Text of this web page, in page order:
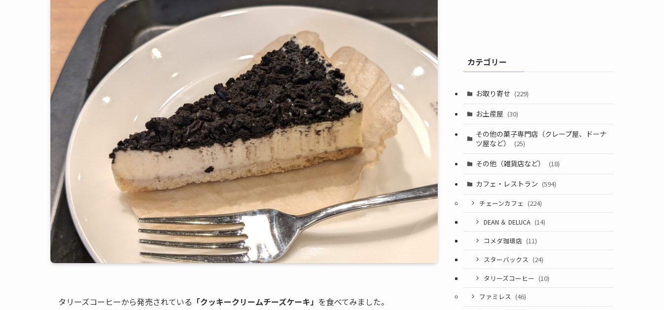
タリーズコーヒーから発売されている 「クッキークリームチーズケーキ」 を食べてみました。
カテゴリー
お取り寄せ (229)
お土産屋 (30)
その他の菓子専門店（クレープ屋、ドーナ
ツ屋など）
(25)
その他（雑貨店など） (18)
カフェ・レストラン (594)
チェーンカフェ (224)
DEAN ＆ DELUCA (14)
コメダ珈琲店 (11)
スターバックス (24)
タリーズコーヒー (10)
ファミレス (46)